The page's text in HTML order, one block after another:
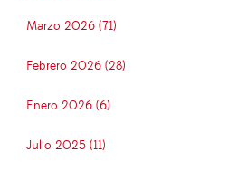
Marzo 2026 (71)
Febrero 2026 (28)
Enero 2026 (6)
Julio 2025 (11)